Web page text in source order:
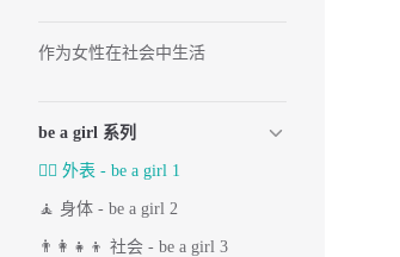
作为女性在社会中生活
be a girl 系列
💆‍♀️ 外表 - be a girl 1
🧘 身体 - be a girl 2
👨‍👩‍👧‍👦 社会 - be a girl 3